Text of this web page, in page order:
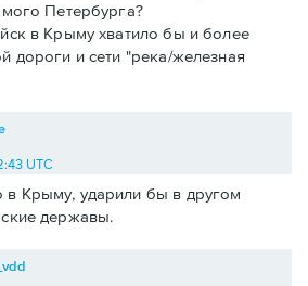
Петербурга?
в Крыму хватило бы и более
дороги и сети "река/железная
UTC
Крыму, ударили бы в другом
державы.